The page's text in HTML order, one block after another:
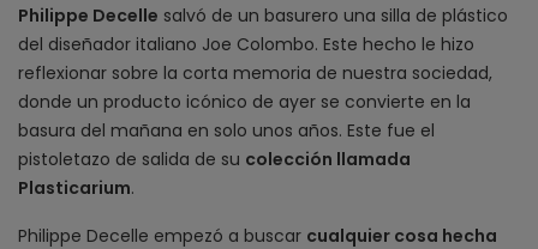
Philippe Decelle salvó de un basurero una silla de plástico
del diseñador italiano Joe Colombo. Este hecho le hizo
reflexionar sobre la corta memoria de nuestra sociedad,
donde un producto icónico de ayer se convierte en la
basura del mañana en solo unos años. Este fue el
pistoletazo de salida de su colección llamada
Plasticarium.
Philippe Decelle empezó a buscar cualquier cosa hecha